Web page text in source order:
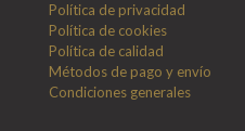
Política de privacidad
Política de cookies
Política de calidad
Métodos de pago y envío
Condiciones generales